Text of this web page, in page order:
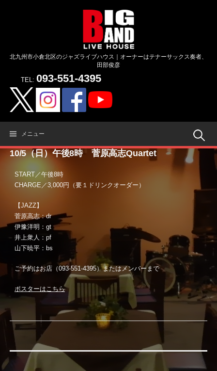
北九州市小倉北区のジャズライブハウス｜オーナーはテナーサックス奏者、
田部俊彦
TEL: 093-551-4395
メニュー 検
索:
10/5（日）午後8時 菅原高志Quartet
START／午後8時
CHARGE／3,000円（要１ドリンクオーダー）
【JAZZ】
菅原高志：dr
伊豫洋明：gt
井上衆人：pf
山下暁平：bs
ご予約はお店（093-551-4395）またはメンバーまで
ポスターはこちら